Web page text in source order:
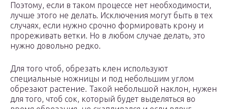
Поэтому, если в таком процессе нет необходимости,
лучше этого не делать. Исключения могут быть в тех
случаях, если нужно срочно формировать крону и
прореживать ветки. Но в любом случае делать, это
нужно довольно редко.
Для того чтоб, обрезать клен используют
специальные ножницы и под небольшим углом
обрезают растение. Такой небольшой наклон, нужен
для того, чтоб сок, который будет выделяться во